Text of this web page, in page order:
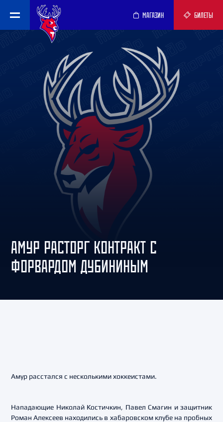
МАГАЗИН БИЛЕТЫ
АМУР РАСТОРГ КОНТРАКТ С
ФОРВАРДОМ ДУБИНИНЫМ
Амур расстался с несколькими хоккеистами.
Нападающие Николай Костичкин, Павел Смагин и защитник
Роман Алексеев находились в хабаровском клубе на пробных